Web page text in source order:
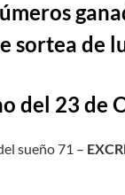
sortea de
del 23 de
sueño 71 –